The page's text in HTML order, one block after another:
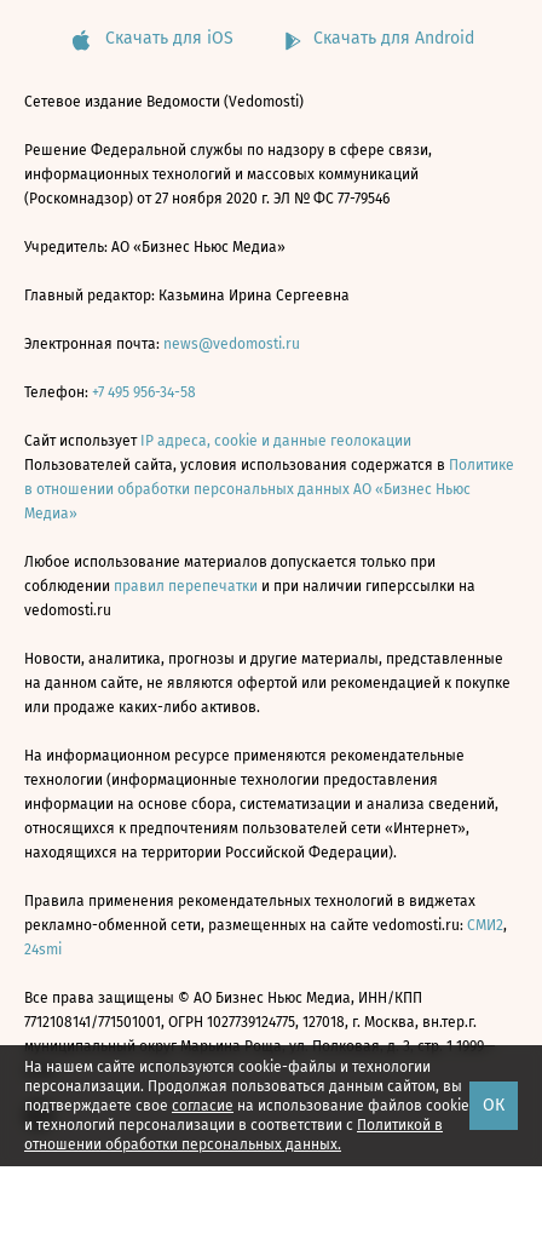
На нашем сайте используются cookie-файлы и технологии
персонализации. Продолжая пользоваться данным сайтом, вы
подтверждаете свое согласие на использование файлов cookie
и технологий персонализации в соответствии с Политикой в
отношении обработки персональных данных.
ОК
Скачать для iOS Скачать для Android
Сетевое издание Ведомости (Vedomosti)
Решение Федеральной службы по надзору в сфере связи,
информационных технологий и массовых коммуникаций
(Роскомнадзор) от 27 ноября 2020 г. ЭЛ № ФС 77-79546
Учредитель: АО «Бизнес Ньюс Медиа»
Главный редактор: Казьмина Ирина Сергеевна
Электронная почта: news@vedomosti.ru
Телефон: +7 495 956-34-58
Сайт использует IP адреса, cookie и данные геолокации
Пользователей сайта, условия использования содержатся в Политике
в отношении обработки персональных данных АО «Бизнес Ньюс
Медиа»
Любое использование материалов допускается только при
соблюдении правил перепечатки и при наличии гиперссылки на
vedomosti.ru
Новости, аналитика, прогнозы и другие материалы, представленные
на данном сайте, не являются офертой или рекомендацией к покупке
или продаже каких-либо активов.
На информационном ресурсе применяются рекомендательные
технологии (информационные технологии предоставления
информации на основе сбора, систематизации и анализа сведений,
относящихся к предпочтениям пользователей сети «Интернет»,
находящихся на территории Российской Федерации).
Правила применения рекомендательных технологий в виджетах
рекламно-обменной сети, размещенных на сайте vedomosti.ru: СМИ2,
24smi
Все права защищены © АО Бизнес Ньюс Медиа, ИНН/КПП
7712108141/771501001, ОГРН 1027739124775, 127018, г. Москва, вн.тер.г.
муниципальный округ Марьина Роща, ул. Полковая, д. 3, стр. 1 1999—
2026